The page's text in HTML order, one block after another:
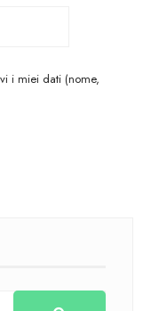
i miei dati (nome,